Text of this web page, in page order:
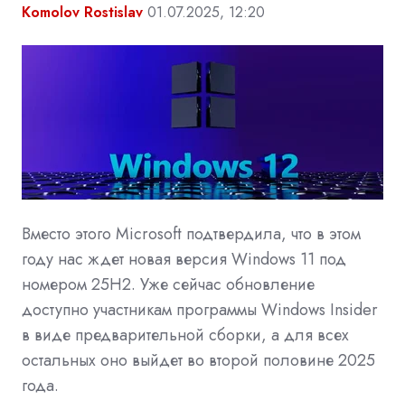
Komolov Rostislav 01.07.2025, 12:20
Вместо этого Microsoft подтвердила, что в этом
году нас ждет новая версия Windows 11 под
номером 25H2. Уже сейчас обновление
доступно участникам программы Windows Insider
в виде предварительной сборки, а для всех
остальных оно выйдет во второй половине 2025
года.